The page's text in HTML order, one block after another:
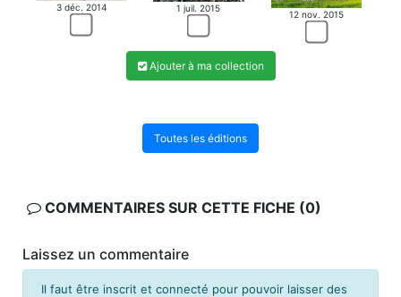
3 déc. 2014 1 juil. 2015
12 nov. 2015
Ajouter à ma collection
Toutes les éditions
COMMENTAIRES SUR CETTE FICHE (0)
Laissez un commentaire
Il faut être inscrit et connecté pour pouvoir laisser des